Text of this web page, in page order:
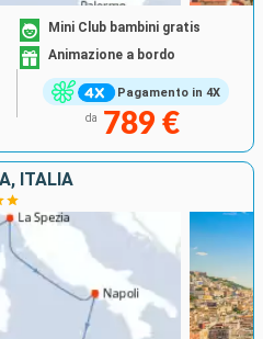
Pagamento in 4X
Mini Club bambini gratis
Animazione a bordo
da 789 €
ITALIA